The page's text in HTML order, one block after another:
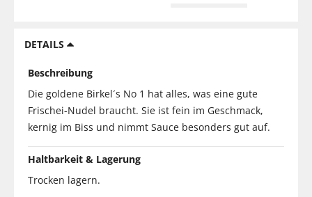
DETAILS
Beschreibung
Die goldene Birkel´s No 1 hat alles, was eine gute
Frischei-Nudel braucht. Sie ist fein im Geschmack,
kernig im Biss und nimmt Sauce besonders gut auf.
Haltbarkeit & Lagerung
Trocken lagern.